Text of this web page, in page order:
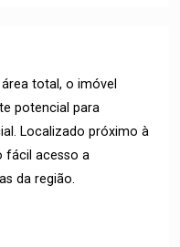
total, o imóvel
potencial para
Localizado próximo à
fácil acesso a
da região.